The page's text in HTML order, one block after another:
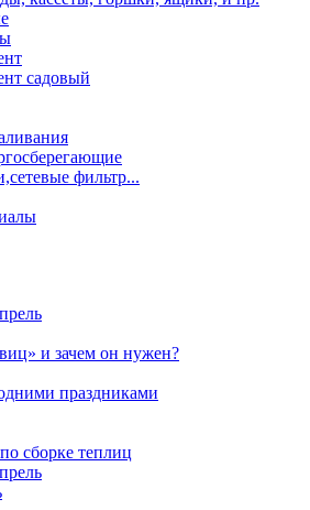
садовый
фильтр...
и зачем он нужен?
праздниками
сборке теплиц